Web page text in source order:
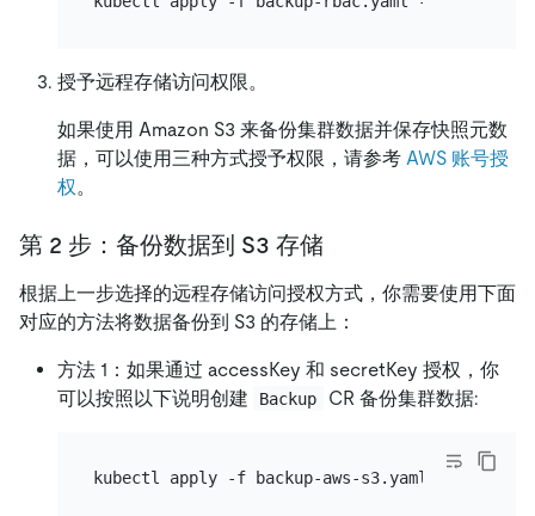
授予远程存储访问权限。
如果使用 Amazon S3 来备份集群数据并保存快照元数
据，可以使用三种方式授予权限，请参考 AWS 账号授
权。
第 2 步：备份数据到 S3 存储
根据上一步选择的远程存储访问授权方式，你需要使用下面
对应的方法将数据备份到 S3 的存储上：
方法 1：如果通过 accessKey 和 secretKey 授权，你
可以按照以下说明创建
Backup CR 备份集群数据: